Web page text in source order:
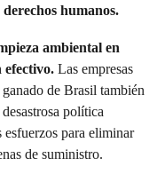
humanos.
ambiental en
efectivo. Las empresas
de Brasil también
política
para eliminar
de suministro.